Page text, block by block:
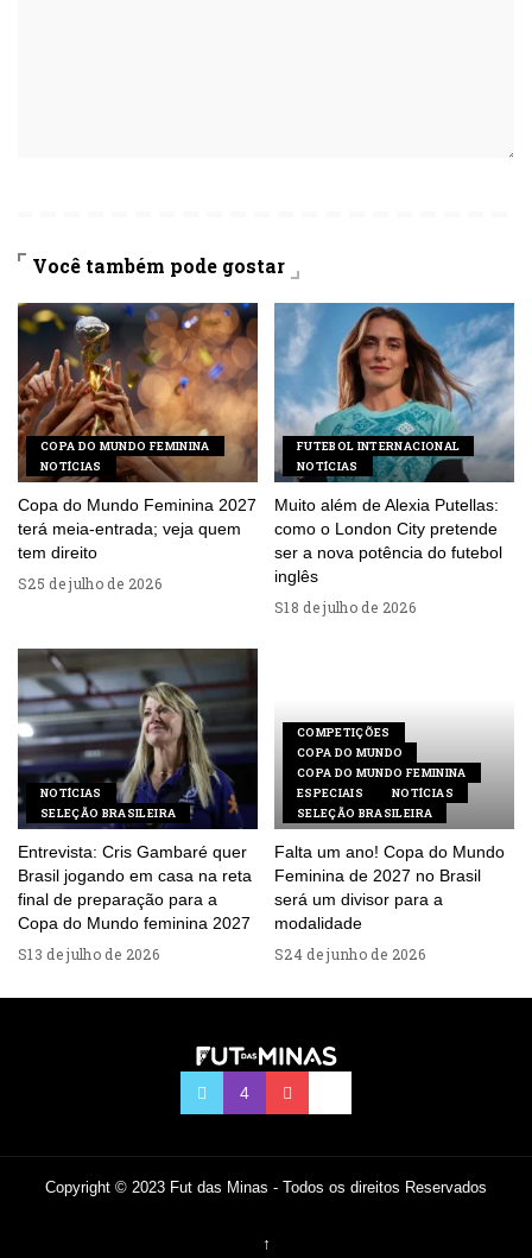
Você também pode gostar
COPA DO MUNDO FEMININA
NOTÍCIAS
Copa do Mundo Feminina 2027
terá meia-entrada; veja quem
tem direito
25 de julho de 2026
FUTEBOL INTERNACIONAL
NOTÍCIAS
Muito além de Alexia Putellas:
como o London City pretende
ser a nova potência do futebol
inglês
18 de julho de 2026
NOTÍCIAS
SELEÇÃO BRASILEIRA
Entrevista: Cris Gambaré quer
Brasil jogando em casa na reta
final de preparação para a
Copa do Mundo feminina 2027
13 de julho de 2026
COMPETIÇÕES
COPA DO MUNDO
COPA DO MUNDO FEMININA
ESPECIAIS
NOTÍCIAS
SELEÇÃO BRASILEIRA
Falta um ano! Copa do Mundo
Feminina de 2027 no Brasil
será um divisor para a
modalidade
24 de junho de 2026
Copyright © 2023 Fut das Minas - Todos os direitos Reservados
↑